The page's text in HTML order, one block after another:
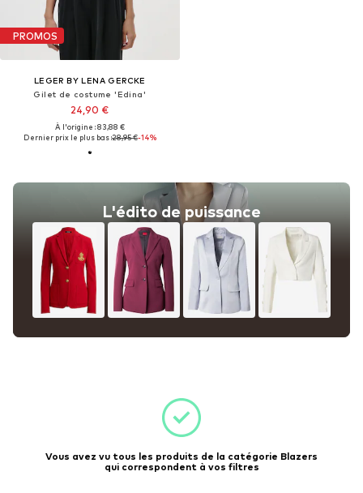
PROMOS
LEGER BY LENA GERCKE
Gilet de costume 'Edina'
24,90 €
À l'origine : 83,88 €
Dernier prix le plus bas :28,95 €-14%
L'édito de puissance
Vous avez vu tous les produits de la catégorie Blazers
qui correspondent à vos filtres